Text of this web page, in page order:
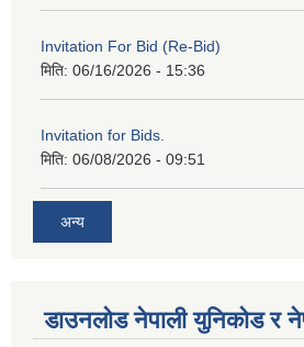
Invitation For Bid (Re-Bid)
मिति: 06/16/2026 - 15:36
Invitation for Bids.
मिति: 06/08/2026 - 09:51
अन्य
डाउनलोड नेपाली युनिकोड र